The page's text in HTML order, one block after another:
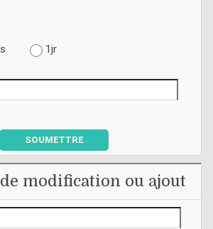
1jr
SOUMETTRE
modification ou ajout